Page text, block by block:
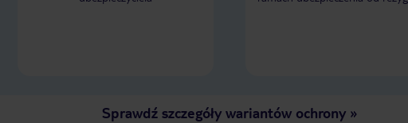
temat.
Sprawdź szczegóły wariantów ochrony»